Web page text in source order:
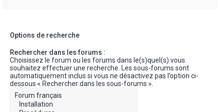
Options de recherche
Rechercher dans les forums :
Choisissez le forum ou les forums dans le(s)quel(s) vous
souhaitez effectuer une recherche. Les sous-forums sont
automatiquement inclus si vous ne désactivez pas l’option ci-
dessous « Rechercher dans les sous-forums ».